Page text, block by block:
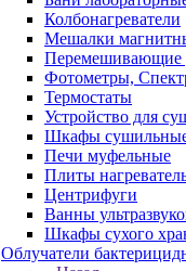
Колбонагреватели
Мешалки
Перемешивающие
Фотометры,
Термостаты
Устройство для
Шкафы
Печи муфельные
Плиты
Центрифуги
Ванны
Шкафы сухого
Облучатели